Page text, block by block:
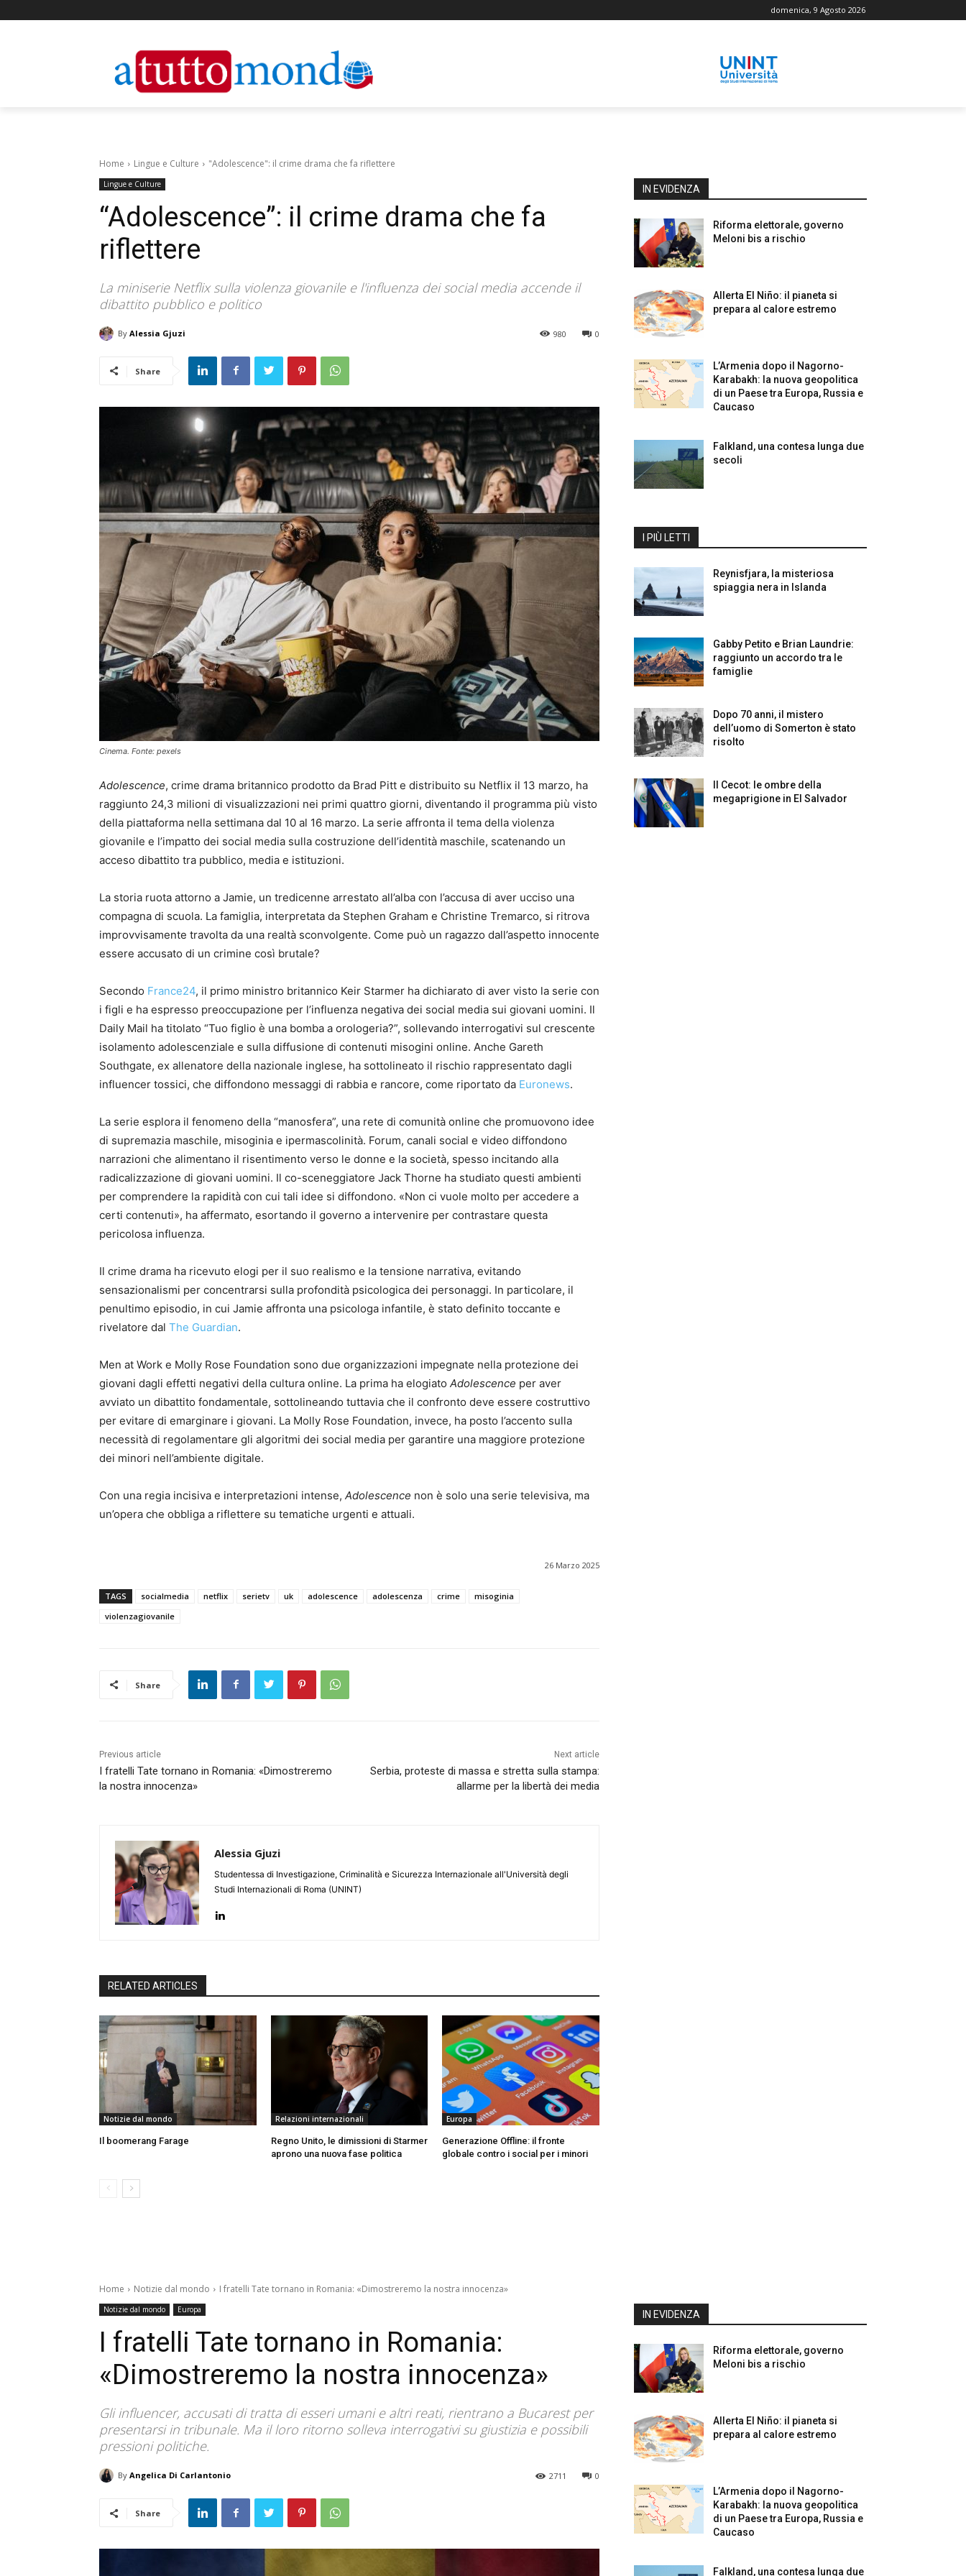
domenica, 9 Agosto 2026
Home Lingue e Culture "Adolescence": il crime drama che fa riflettere
Lingue e Culture
“Adolescence”: il crime drama che fa
riflettere
La miniserie Netflix sulla violenza giovanile e l'influenza dei social media accende il
dibattito pubblico e politico
By Alessia Gjuzi 0
980
Share
Cinema. Fonte: pexels
Adolescence, crime drama britannico prodotto da Brad Pitt e distribuito su Netflix il 13 marzo, ha
raggiunto 24,3 milioni di visualizzazioni nei primi quattro giorni, diventando il programma più visto
della piattaforma nella settimana dal 10 al 16 marzo. La serie affronta il tema della violenza
giovanile e l’impatto dei social media sulla costruzione dell’identità maschile, scatenando un
acceso dibattito tra pubblico, media e istituzioni.
La storia ruota attorno a Jamie, un tredicenne arrestato all’alba con l’accusa di aver ucciso una
compagna di scuola. La famiglia, interpretata da Stephen Graham e Christine Tremarco, si ritrova
improvvisamente travolta da una realtà sconvolgente. Come può un ragazzo dall’aspetto innocente
essere accusato di un crimine così brutale?
Secondo France24, il primo ministro britannico Keir Starmer ha dichiarato di aver visto la serie con
i figli e ha espresso preoccupazione per l’influenza negativa dei social media sui giovani uomini. Il
Daily Mail ha titolato “Tuo figlio è una bomba a orologeria?”, sollevando interrogativi sul crescente
isolamento adolescenziale e sulla diffusione di contenuti misogini online. Anche Gareth
Southgate, ex allenatore della nazionale inglese, ha sottolineato il rischio rappresentato dagli
influencer tossici, che diffondono messaggi di rabbia e rancore, come riportato da Euronews.
La serie esplora il fenomeno della “manosfera”, una rete di comunità online che promuovono idee
di supremazia maschile, misoginia e ipermascolinità. Forum, canali social e video diffondono
narrazioni che alimentano il risentimento verso le donne e la società, spesso incitando alla
radicalizzazione di giovani uomini. Il co-sceneggiatore Jack Thorne ha studiato questi ambienti
per comprendere la rapidità con cui tali idee si diffondono. «Non ci vuole molto per accedere a
certi contenuti», ha affermato, esortando il governo a intervenire per contrastare questa
pericolosa influenza.
Il crime drama ha ricevuto elogi per il suo realismo e la tensione narrativa, evitando
sensazionalismi per concentrarsi sulla profondità psicologica dei personaggi. In particolare, il
penultimo episodio, in cui Jamie affronta una psicologa infantile, è stato definito toccante e
rivelatore dal The Guardian.
Men at Work e Molly Rose Foundation sono due organizzazioni impegnate nella protezione dei
giovani dagli effetti negativi della cultura online. La prima ha elogiato Adolescence per aver
avviato un dibattito fondamentale, sottolineando tuttavia che il confronto deve essere costruttivo
per evitare di emarginare i giovani. La Molly Rose Foundation, invece, ha posto l’accento sulla
necessità di regolamentare gli algoritmi dei social media per garantire una maggiore protezione
dei minori nell’ambiente digitale.
Con una regia incisiva e interpretazioni intense, Adolescence non è solo una serie televisiva, ma
un’opera che obbliga a riflettere su tematiche urgenti e attuali.
26 Marzo 2025
TAGS socialmedia netflix serietv uk adolescence adolescenza crime
misoginia
violenzagiovanile
Share
Previous article
I fratelli Tate tornano in Romania: «Dimostreremo
la nostra innocenza»
Next article
Serbia, proteste di massa e stretta sulla stampa:
allarme per la libertà dei media
Alessia Gjuzi
Studentessa di Investigazione, Criminalità e Sicurezza Internazionale all'Università degli
Studi Internazionali di Roma (UNINT)
RELATED ARTICLES
Notizie dal mondo
Il boomerang Farage
Relazioni internazionali
Regno Unito, le dimissioni di Starmer
aprono una nuova fase politica
Europa
Generazione Offline: il fronte
globale contro i social per i minori
IN EVIDENZA
Riforma elettorale, governo
Meloni bis a rischio
Allerta El Niño: il pianeta si
prepara al calore estremo
L’Armenia dopo il Nagorno-
Karabakh: la nuova geopolitica
di un Paese tra Europa, Russia e
Caucaso
Falkland, una contesa lunga due
secoli
I PIÙ LETTI
Reynisfjara, la misteriosa
spiaggia nera in Islanda
Gabby Petito e Brian Laundrie:
raggiunto un accordo tra le
famiglie
Dopo 70 anni, il mistero
dell’uomo di Somerton è stato
risolto
Il Cecot: le ombre della
megaprigione in El Salvador